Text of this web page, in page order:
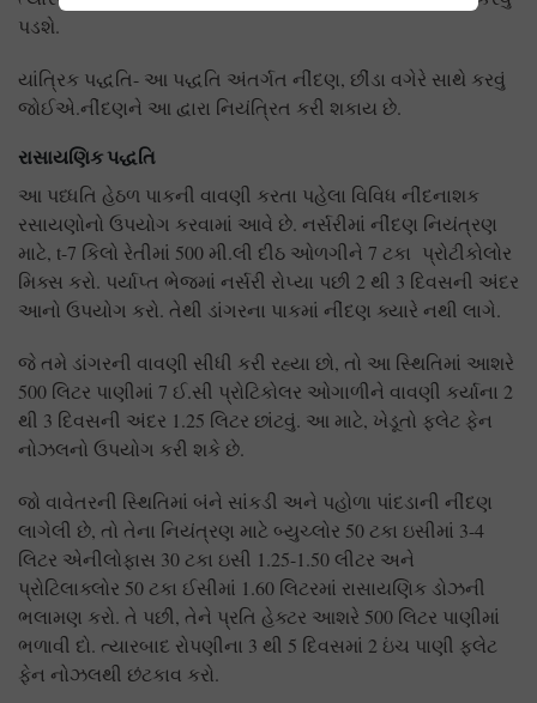
પડશે.
યાંત્રિક પદ્ધતિ- આ પદ્ધતિ અંતર્ગત નીંદણ, છીંડા વગેરે સાથે કરવું
જોઈએ.નીંદણને આ દ્વારા નિયંત્રિત કરી શકાય છે.
રાસાયણિક પદ્ધતિ
આ પધ્ધતિ હેઠળ પાકની વાવણી કરતા પહેલા વિવિધ નીંદનાશક
રસાયણોનો ઉપયોગ કરવામાં આવે છે. નર્સરીમાં નીંદણ નિયંત્રણ
માટે, t-7 કિલો રેતીમાં 500 મી.લી દીઠ ઓળગીને 7 ટકા પ્રોટીકોલોર
મિક્સ કરો. પર્યાપ્ત ભેજમાં નર્સરી રોપ્યા પછી 2 થી 3 દિવસની અંદર
આનો ઉપયોગ કરો. તેથી ડાંગરના પાકમાં નીંદણ ક્યારે નથી લાગે.
જે તમે ડાંગરની વાવણી સીધી કરી રહ્યા છો, તો આ સ્થિતિમાં આશરે
500 લિટર પાણીમાં 7 ઈ.સી પ્રોટિકોલર ઓગાળીને વાવણી કર્યાના 2
થી 3 દિવસની અંદર 1.25 લિટર છાંટવું. આ માટે, ખેડૂતો ફ્લેટ ફેન
નોઝલનો ઉપયોગ કરી શકે છે.
જો વાવેતરની સ્થિતિમાં બંને સાંકડી અને પહોળા પાંદડાની નીંદણ
લાગેલી છે, તો તેના નિયંત્રણ માટે બ્યુચ્લોર 50 ટકા ઇસીમાં 3-4
લિટર એનીલોફાસ 30 ટકા ઇસી 1.25-1.50 લીટર અને
પ્રોટિલાક્લોર 50 ટકા ઈસીમાં 1.60 લિટરમાં રાસાયણિક ડોઝની
ભલામણ કરો. તે પછી, તેને પ્રતિ હેક્ટર આશરે 500 લિટર પાણીમાં
ભળાવી દો. ત્યારબાદ રોપણીના 3 થી 5 દિવસમાં 2 ઇંચ પાણી ફ્લેટ
ફેન નોઝલથી છંટકાવ કરો.